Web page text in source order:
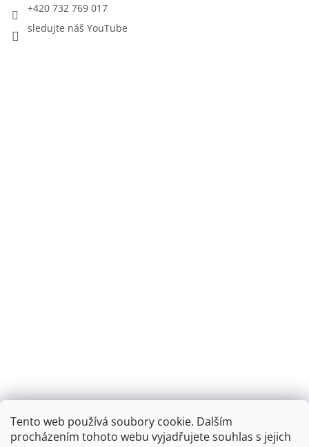
Tento web používá soubory cookie. Dalším
procházením tohoto webu vyjadřujete souhlas s jejich
+420 732 769 017
sledujte náš YouTube
Montáž podlahového topení - EKOTERM s.r.o.